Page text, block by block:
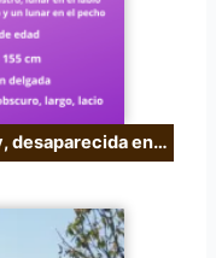
desaparecida en…